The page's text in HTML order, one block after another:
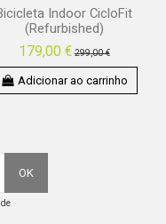
Indoor CicloFit
(Refurbished)
179,00 € 299,00 €
Adicionar ao carrinho